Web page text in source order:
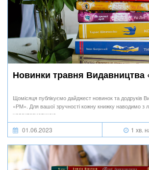
Новинки травня Видавництва
Щомісяця публікуємо дайджест новинок та додруків
«РМ». Для вашої зручності кожну книжку наводимо з
характеристикою.
01.06.2023 1 хв.